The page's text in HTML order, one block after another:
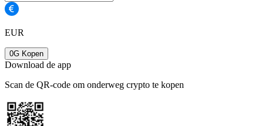
EUR
0G Kopen
Download de app
Scan de QR-code om onderweg crypto te kopen